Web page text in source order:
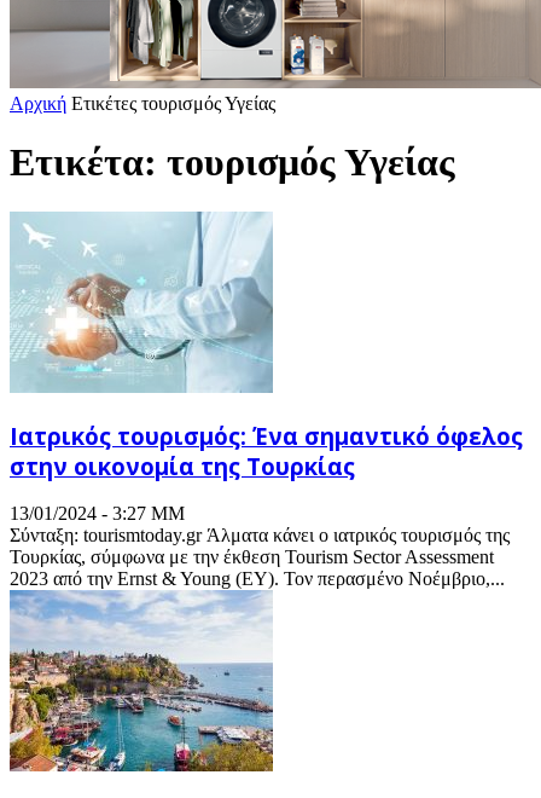
Αρχική Ετικέτες τουρισμός Υγείας
Ετικέτα: τουρισμός Υγείας
Ιατρικός τουρισμός: Ένα σημαντικό όφελος
στην οικονομία της Τουρκίας
13/01/2024 - 3:27 ΜΜ
Σύνταξη: tourismtoday.gr Άλματα κάνει ο ιατρικός τουρισμός της
Τουρκίας, σύμφωνα με την έκθεση Tourism Sector Assessment
2023 από την Ernst & Young (EY). Τον περασμένο Νοέμβριο,...